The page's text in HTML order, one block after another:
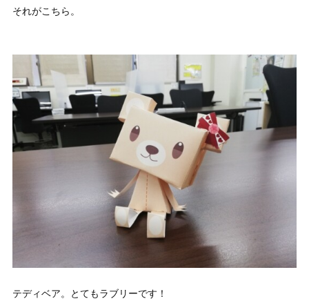
それがこちら。
テディベア。とてもラブリーです！